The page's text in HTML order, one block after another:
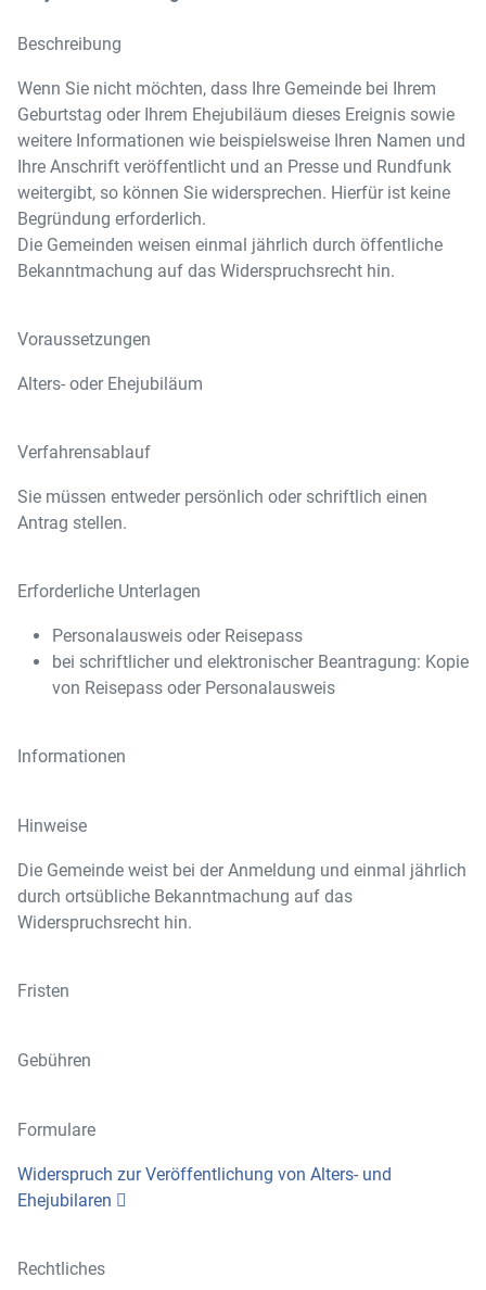
Beschreibung
Wenn Sie nicht möchten, dass Ihre Gemeinde bei Ihrem
Geburtstag oder Ihrem Ehejubiläum dieses Ereignis sowie
weitere Informationen wie beispielsweise Ihren Namen und
Ihre Anschrift veröffentlicht und an Presse und Rundfunk
weitergibt, so können Sie widersprechen. Hierfür ist keine
Begründung erforderlich.
Die Gemeinden weisen einmal jährlich durch öffentliche
Bekanntmachung auf das Widerspruchsrecht hin.
Voraussetzungen
Alters- oder Ehejubiläum
Verfahrensablauf
Sie müssen entweder persönlich oder schriftlich einen
Antrag stellen.
Erforderliche Unterlagen
Personalausweis oder Reisepass
bei schriftlicher und elektronischer Beantragung: Kopie
von Reisepass oder Personalausweis
Informationen
Hinweise
Die Gemeinde weist bei der Anmeldung und einmal jährlich
durch ortsübliche Bekanntmachung auf das
Widerspruchsrecht hin.
Fristen
Gebühren
Formulare
Widerspruch zur Veröffentlichung von Alters- und
Ehejubilaren
Rechtliches